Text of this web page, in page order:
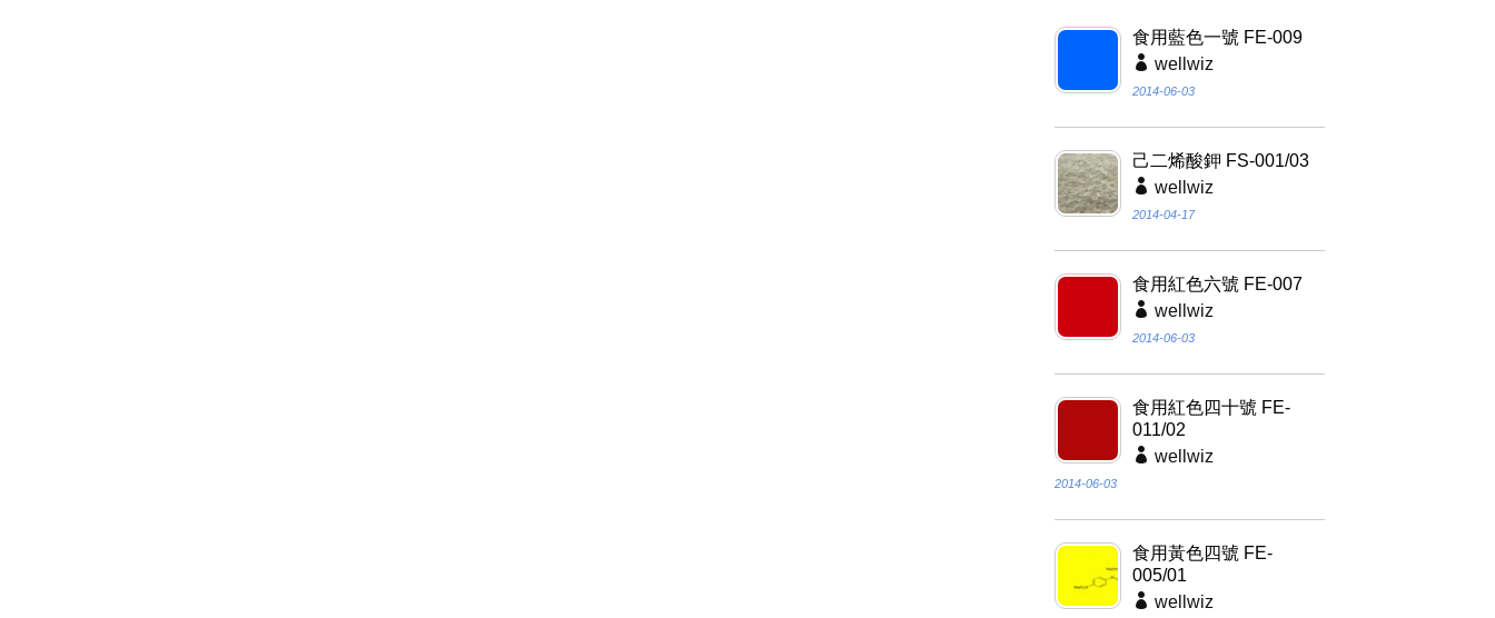
食用藍色一號 FE-009
wellwiz
2014-06-03
己二烯酸鉀 FS-001/03
wellwiz
2014-04-17
食用紅色六號 FE-007
wellwiz
2014-06-03
食用紅色四十號 FE-
011/02
wellwiz
2014-06-03
食用黃色四號 FE-
005/01
wellwiz